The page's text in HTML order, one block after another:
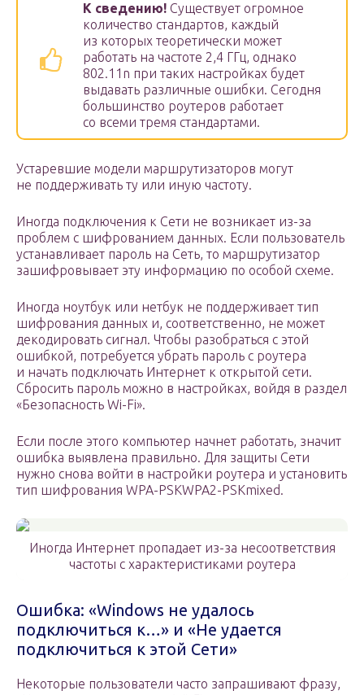
К сведению! Существует огромное
количество стандартов, каждый
из которых теоретически может
работать на частоте 2,4 ГГц, однако
802.11n при таких настройках будет
выдавать различные ошибки. Сегодня
большинство роутеров работает
со всеми тремя стандартами.
Устаревшие модели маршрутизаторов могут
не поддерживать ту или иную частоту.
Иногда подключения к Сети не возникает из-за
проблем с шифрованием данных. Если пользователь
устанавливает пароль на Сеть, то маршрутизатор
зашифровывает эту информацию по особой схеме.
Иногда ноутбук или нетбук не поддерживает тип
шифрования данных и, соответственно, не может
декодировать сигнал. Чтобы разобраться с этой
ошибкой, потребуется убрать пароль с роутера
и начать подключать Интернет к открытой сети.
Сбросить пароль можно в настройках, войдя в раздел
«Безопасность Wi-Fi».
Если после этого компьютер начнет работать, значит
ошибка выявлена правильно. Для защиты Сети
нужно снова войти в настройки роутера и установить
тип шифрования WPA-PSKWPA2-PSKmixed.
Иногда Интернет пропадает из-за несоответствия
частоты с характеристиками роутера
Ошибка: «Windows не удалось
подключиться к…» и «Не удается
подключиться к этой Сети»
Некоторые пользователи часто запрашивают фразу,